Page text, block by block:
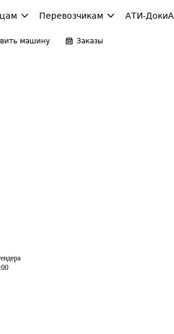
Перевозчикам АТИ-Доки
машину Заказы